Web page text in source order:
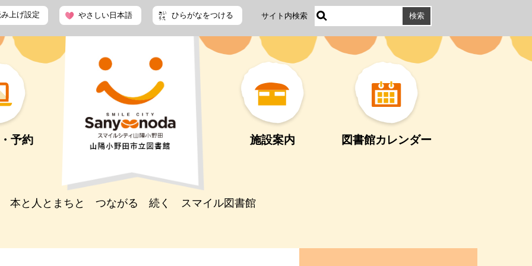
上げ設定 やさしい日本語 ひらがなをつける サイト内検索
予約 施設案内 図書館カレンダー
本と人とまちと つながる 続く スマイル図書館